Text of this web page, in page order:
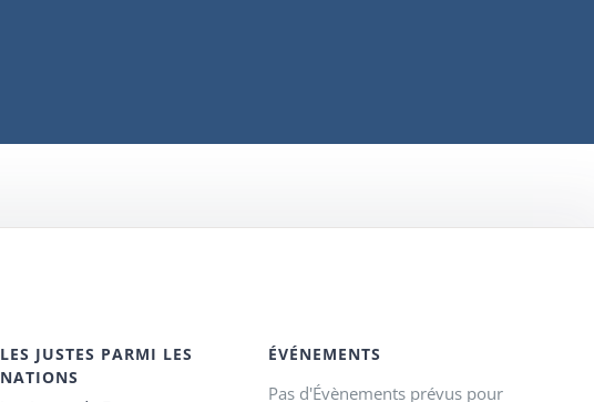
LES JUSTES PARMI LES
NATIONS
ÉVÉNEMENTS
Pas d'Évènements prévus pour